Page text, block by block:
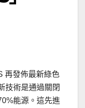
再發佈最新綠色
技術是通過關閉
能源。這先進